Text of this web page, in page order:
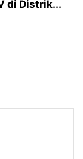
di Distrik...